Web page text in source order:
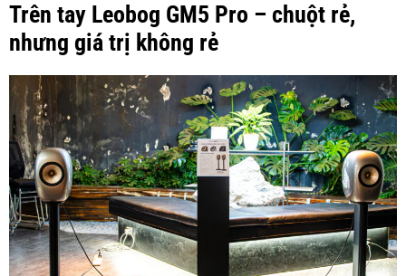
Trên tay Leobog GM5 Pro – chuột rẻ,
nhưng giá trị không rẻ